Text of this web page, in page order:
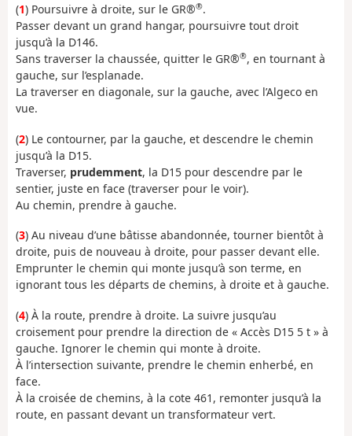
(1) Poursuivre à droite, sur le GR®®.
Passer devant un grand hangar, poursuivre tout droit
jusqu’à la D146.
Sans traverser la chaussée, quitter le GR®®, en tournant à
gauche, sur l’esplanade.
La traverser en diagonale, sur la gauche, avec l’Algeco en
vue.
(2) Le contourner, par la gauche, et descendre le chemin
jusqu’à la D15.
Traverser, prudemment, la D15 pour descendre par le
sentier, juste en face (traverser pour le voir).
Au chemin, prendre à gauche.
(3) Au niveau d’une bâtisse abandonnée, tourner bientôt à
droite, puis de nouveau à droite, pour passer devant elle.
Emprunter le chemin qui monte jusqu’à son terme, en
ignorant tous les départs de chemins, à droite et à gauche.
(4) À la route, prendre à droite. La suivre jusqu’au
croisement pour prendre la direction de « Accès D15 5 t » à
gauche. Ignorer le chemin qui monte à droite.
À l’intersection suivante, prendre le chemin enherbé, en
face.
À la croisée de chemins, à la cote 461, remonter jusqu’à la
route, en passant devant un transformateur vert.